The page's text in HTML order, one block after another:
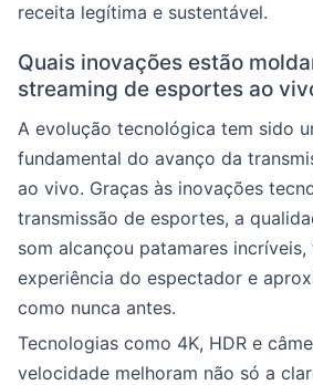
receita legítima e sustentável.
Quais inovações estão
streaming de esportes ao
A evolução tecnológica tem sido
fundamental do avanço da
ao vivo. Graças às inovações
transmissão de esportes, a
som alcançou patamares
experiência do espectador e
como nunca antes.
Tecnologias como 4K, HDR e
velocidade melhoram não só a